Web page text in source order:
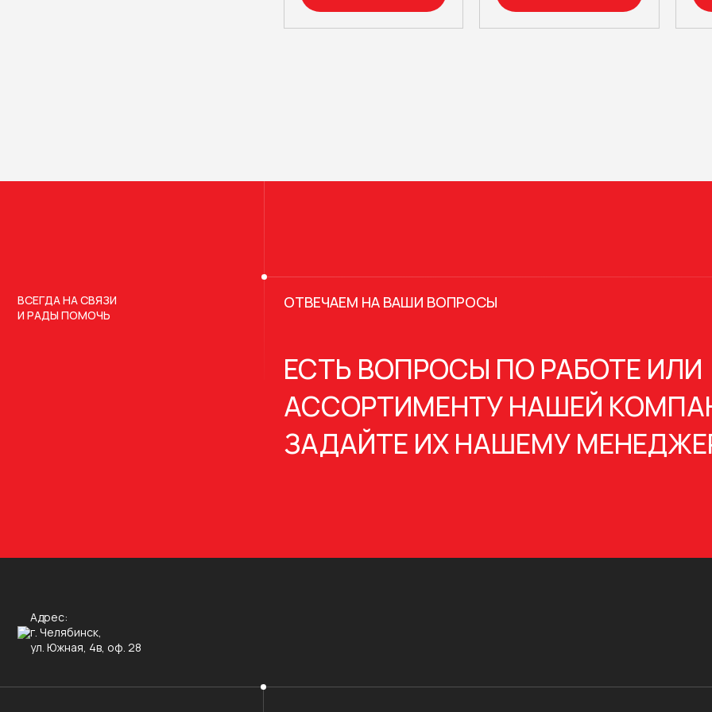
ВСЕГДА НА СВЯЗИ
И РАДЫ ПОМОЧЬ
ОТВЕЧАЕМ НА ВАШИ ВОПРОСЫ
ЕСТЬ ВОПРОСЫ ПО РАБОТЕ ИЛИ
АССОРТИМЕНТУ НАШЕЙ
ЗАДАЙТЕ ИХ НАШЕМУ
Адрес:
г. Челябинск,
ул. Южная, 4в, оф. 28